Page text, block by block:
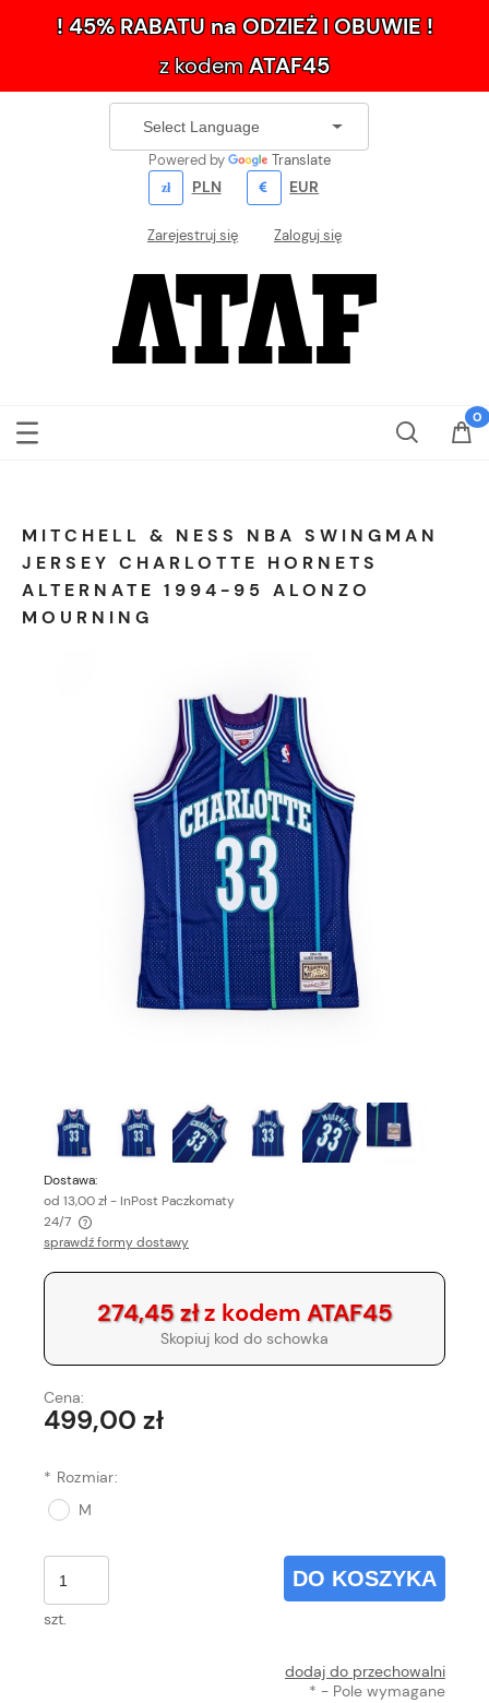
! 45% RABATU na ODZIEŻ I OBUWIE !
z kodemATAF45
Powered by Translate
PLN EUR
Zarejestruj się Zaloguj się
MITCHELL & NESS NBA SWINGMAN
JERSEY CHARLOTTE HORNETS
ALTERNATE 1994-95 ALONZO
MOURNING
Dostawa:
od 13,00 zł- InPost Paczkomaty
24/7
Cena nie zawiera ewentualnych kosztów płatności
sprawdź formy dostawy
274,45 złz kodem ATAF45
Skopiuj kod do schowka
Cena:
499,00 zł
* Rozmiar:
M
szt.
DO KOSZYKA
dodaj do przechowalni
* - Pole wymagane